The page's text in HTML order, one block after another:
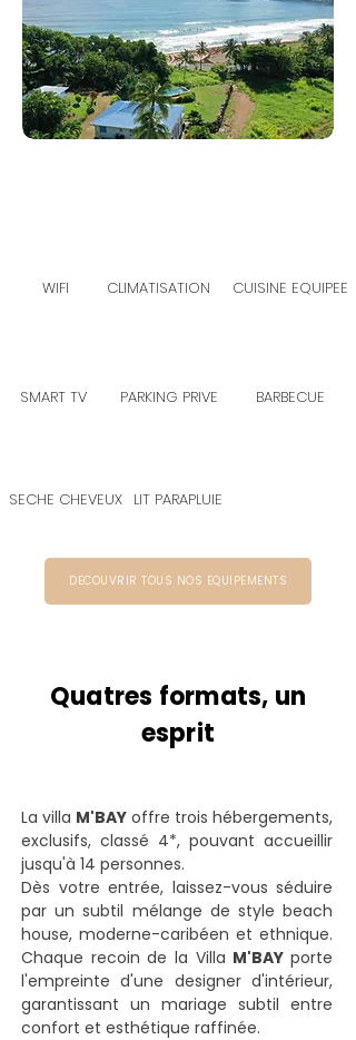
WIFI CLIMATISATION CUISINE EQUIPEE
SMART TV PARKING PRIVE
SECHE CHEVEUX LIT PARAPLUIE
BARBECUE
DECOUVRIR TOUS NOS EQUIPEMENTS
Quatres formats, un
esprit
La villa M'BAY offre trois hébergements,
exclusifs, classé 4*, pouvant accueillir
jusqu'à 14 personnes.
Dès votre entrée, laissez-vous séduire
par un subtil mélange de style beach
house, moderne-caribéen et ethnique.
Chaque recoin de la Villa M'BAYporte
l'empreinte d'une designer d'intérieur,
garantissant un mariage subtil entre
confort et esthétique raffinée.